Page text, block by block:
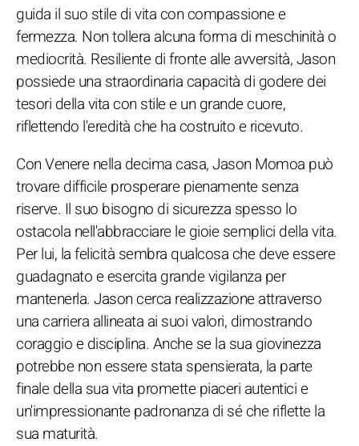
guida il suo stile di vita con compassione e
fermezza. Non tollera alcuna forma di meschinità o
mediocrità. Resiliente di fronte alle avversità, Jason
possiede una straordinaria capacità di godere dei
tesori della vita con stile e un grande cuore,
riflettendo l'eredità che ha costruito e ricevuto.
Con Venere nella decima casa, Jason Momoa può
trovare difficile prosperare pienamente senza
riserve. Il suo bisogno di sicurezza spesso lo
ostacola nell'abbracciare le gioie semplici della vita.
Per lui, la felicità sembra qualcosa che deve essere
guadagnato e esercita grande vigilanza per
mantenerla. Jason cerca realizzazione attraverso
una carriera allineata ai suoi valori, dimostrando
coraggio e disciplina. Anche se la sua giovinezza
potrebbe non essere stata spensierata, la parte
finale della sua vita promette piaceri autentici e
un'impressionante padronanza di sé che riflette la
sua maturità.